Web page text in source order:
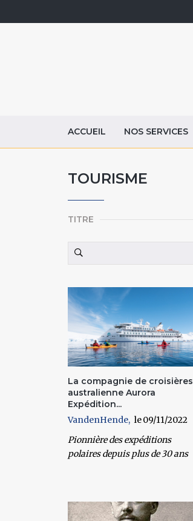
ACCUEIL NOS SERVICES
TOURISME
TITRE
La compagnie de croisières
australienne Aurora
Expédition...
VandenHende
09/11/2022
Pionnière des expéditions
polaires depuis plus de 30 ans
Pages